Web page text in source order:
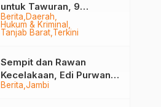
Berita Daerah
Hukum & Kriminal
Tanjab Barat Terkini
untuk Tawuran, 9
Anggota Geng Motor di
Tanjab Barat Diringkus
Berita Jambi
Sempit dan Rawan
Kecelakaan, Edi Purwanto
Targetkan Jalan Lintas